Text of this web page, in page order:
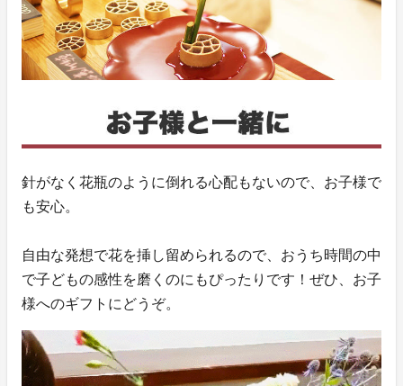
針がなく花瓶のように倒れる心配もないので、お子様で
も安心。
自由な発想で花を挿し留められるので、おうち時間の中
で子どもの感性を磨くのにもぴったりです！ぜひ、お子
様へのギフトにどうぞ。